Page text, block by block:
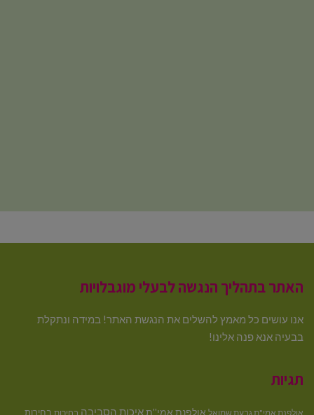
האתר בתהליך הנגשה לבעלי מוגבלויות
אנו עושים כל מאמץ להשלים את הנגשת האתר! במידה ונתקלת
בבעיה אנא פנה אלינו!
תגיות
אולפנת אמי"ת גבעת שמואל אולפנת אמי''תאיכות הסביבה בחירות בחירות